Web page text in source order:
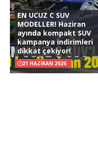
EN UCUZ C SUV
MODELLER! Haziran
ayında kompakt SUV
kampanya indirimleri
dikkat çekiyor!
21 HAZIRAN 2026